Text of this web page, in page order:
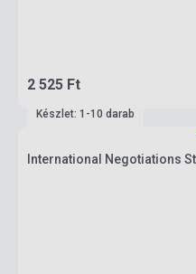
2 525 Ft
Készlet: 1-10 darab
International Negotiations